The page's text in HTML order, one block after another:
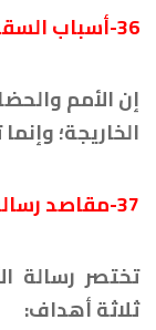
36-أسباب ال
إن الأمم
الخاريجة؛
37-مقاصد رسالة الأنبياء:
تختصر رسالة
ثلاثة أهداف: